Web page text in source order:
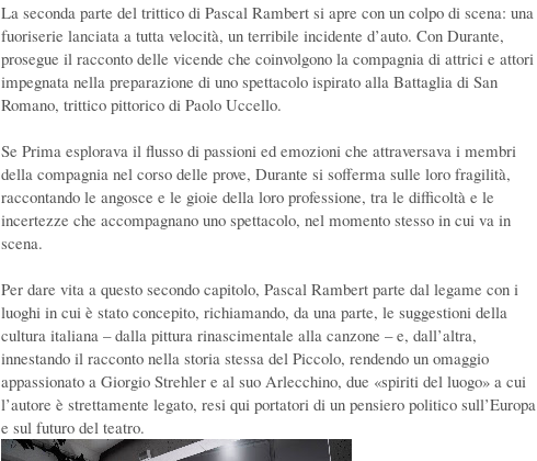
La seconda parte del trittico di Pascal Rambert si apre con un colpo di scena: una
fuoriserie lanciata a tutta velocità, un terribile incidente d’auto. Con Durante,
prosegue il racconto delle vicende che coinvolgono la compagnia di attrici e attori
impegnata nella preparazione di uno spettacolo ispirato alla Battaglia di San
Romano, trittico pittorico di Paolo Uccello.
Se Prima esplorava il flusso di passioni ed emozioni che attraversava i membri
della compagnia nel corso delle prove, Durante si sofferma sulle loro fragilità,
raccontando le angosce e le gioie della loro professione, tra le difficoltà e le
incertezze che accompagnano uno spettacolo, nel momento stesso in cui va in
scena.
Per dare vita a questo secondo capitolo, Pascal Rambert parte dal legame con i
luoghi in cui è stato concepito, richiamando, da una parte, le suggestioni della
cultura italiana – dalla pittura rinascimentale alla canzone – e, dall’altra,
innestando il racconto nella storia stessa del Piccolo, rendendo un omaggio
appassionato a Giorgio Strehler e al suo Arlecchino, due «spiriti del luogo» a cui
l’autore è strettamente legato, resi qui portatori di un pensiero politico sull’Europa
e sul futuro del teatro.